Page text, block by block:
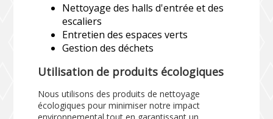
Nettoyage des halls d'entrée et des
escaliers
Entretien des espaces verts
Gestion des déchets
Utilisation de produits écologiques
Nous utilisons des produits de nettoyage
écologiques pour minimiser notre impact